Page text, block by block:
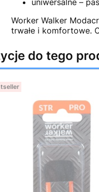
uniwersalne –
Worker Walker
trwałe i komfortowe.
do tego